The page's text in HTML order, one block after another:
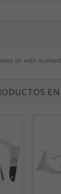
en este